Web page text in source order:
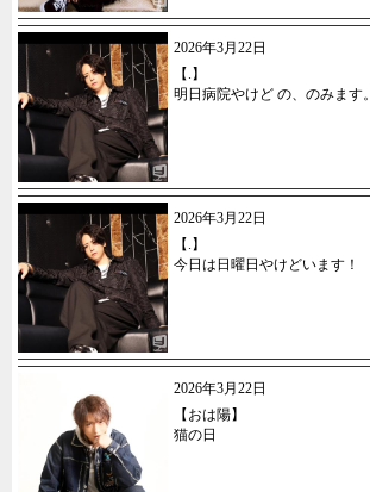
2026年3月22日
【.】
明日病院やけど の、のみます。
2026年3月22日
【.】
今日は日曜日やけどいます！
2026年3月22日
【おは陽】
猫の日